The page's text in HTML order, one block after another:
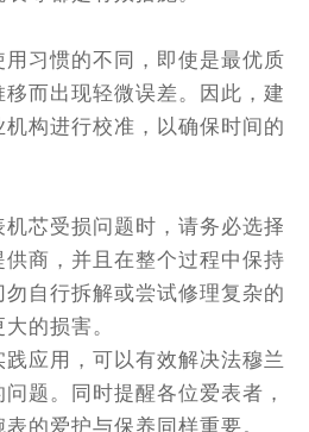
习惯的不同，即使是最优质
而出现轻微误差。因此，建
构进行校准，以确保时间的
芯受损问题时，请务必选择
商，并且在整个过程中保持
自行拆解或尝试修理复杂的
的损害。
应用，可以有效解决法穆兰
题。同时提醒各位爱表者，
的爱护与保养同样重要。